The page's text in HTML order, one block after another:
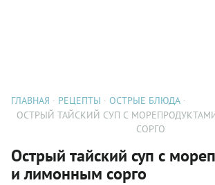
ГЛАВНАЯ РЕЦЕПТЫ
ОСТРЫЕ БЛЮДА
ОСТРЫЙ ТАЙСКИЙ СУП С
СОРГО
Острый тайский суп с
и лимонным сорго